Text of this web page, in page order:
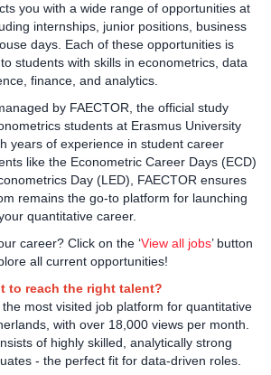
een...
you with a wide range of opportunities at
internships, junior positions, business
days. Each of these opportunities is
students with skills in econometrics, data
finance, and analytics.
by FAECTOR, the official study
students at Erasmus University
years of experience in student career
like the Econometric Career Days (ECD)
Day (LED), FAECTOR ensures
remains the go-to platform for launching
quantitative career.
career? Click on the ‘View all jobs’ button
all current opportunities!
to reach the right talent?
most visited job platform for quantitative
with over 18,000 views per month.
of highly skilled, analytically strong
- the perfect fit for data-driven roles.